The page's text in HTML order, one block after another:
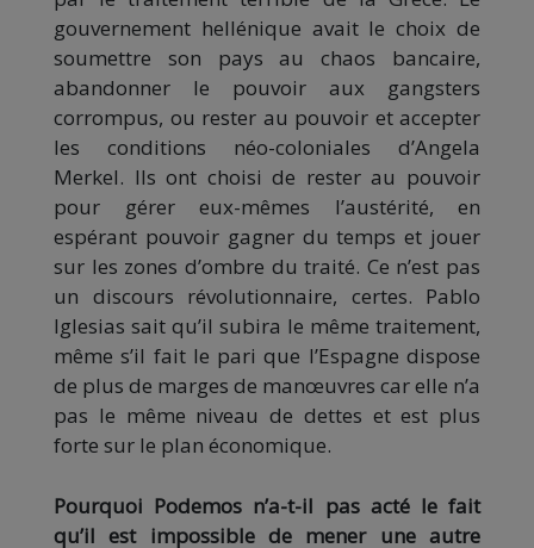
gouvernement hellénique avait le choix de
soumettre son pays au chaos bancaire,
abandonner le pouvoir aux gangsters
corrompus, ou rester au pouvoir et accepter
les conditions néo-coloniales d’Angela
Merkel. Ils ont choisi de rester au pouvoir
pour gérer eux-mêmes l’austérité, en
espérant pouvoir gagner du temps et jouer
sur les zones d’ombre du traité. Ce n’est pas
un discours révolutionnaire, certes. Pablo
Iglesias sait qu’il subira le même traitement,
même s’il fait le pari que l’Espagne dispose
de plus de marges de manœuvres car elle n’a
pas le même niveau de dettes et est plus
forte sur le plan économique.
Pourquoi Podemos n’a-t-il pas acté le fait
qu’il est impossible de mener une autre